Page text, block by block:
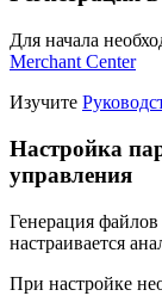
Для начала
Merchant Center
Изучите
Настройка
управления
Генерация
настраивается
При настройке